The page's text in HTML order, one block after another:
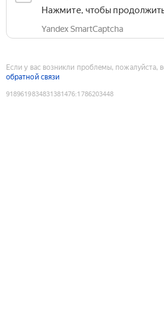
Нажмите, чтобы
Yandex SmartCaptcha
Если у вас возникли проблемы, пожалуйста,
обратной связи
9189619834831381476:1786203448